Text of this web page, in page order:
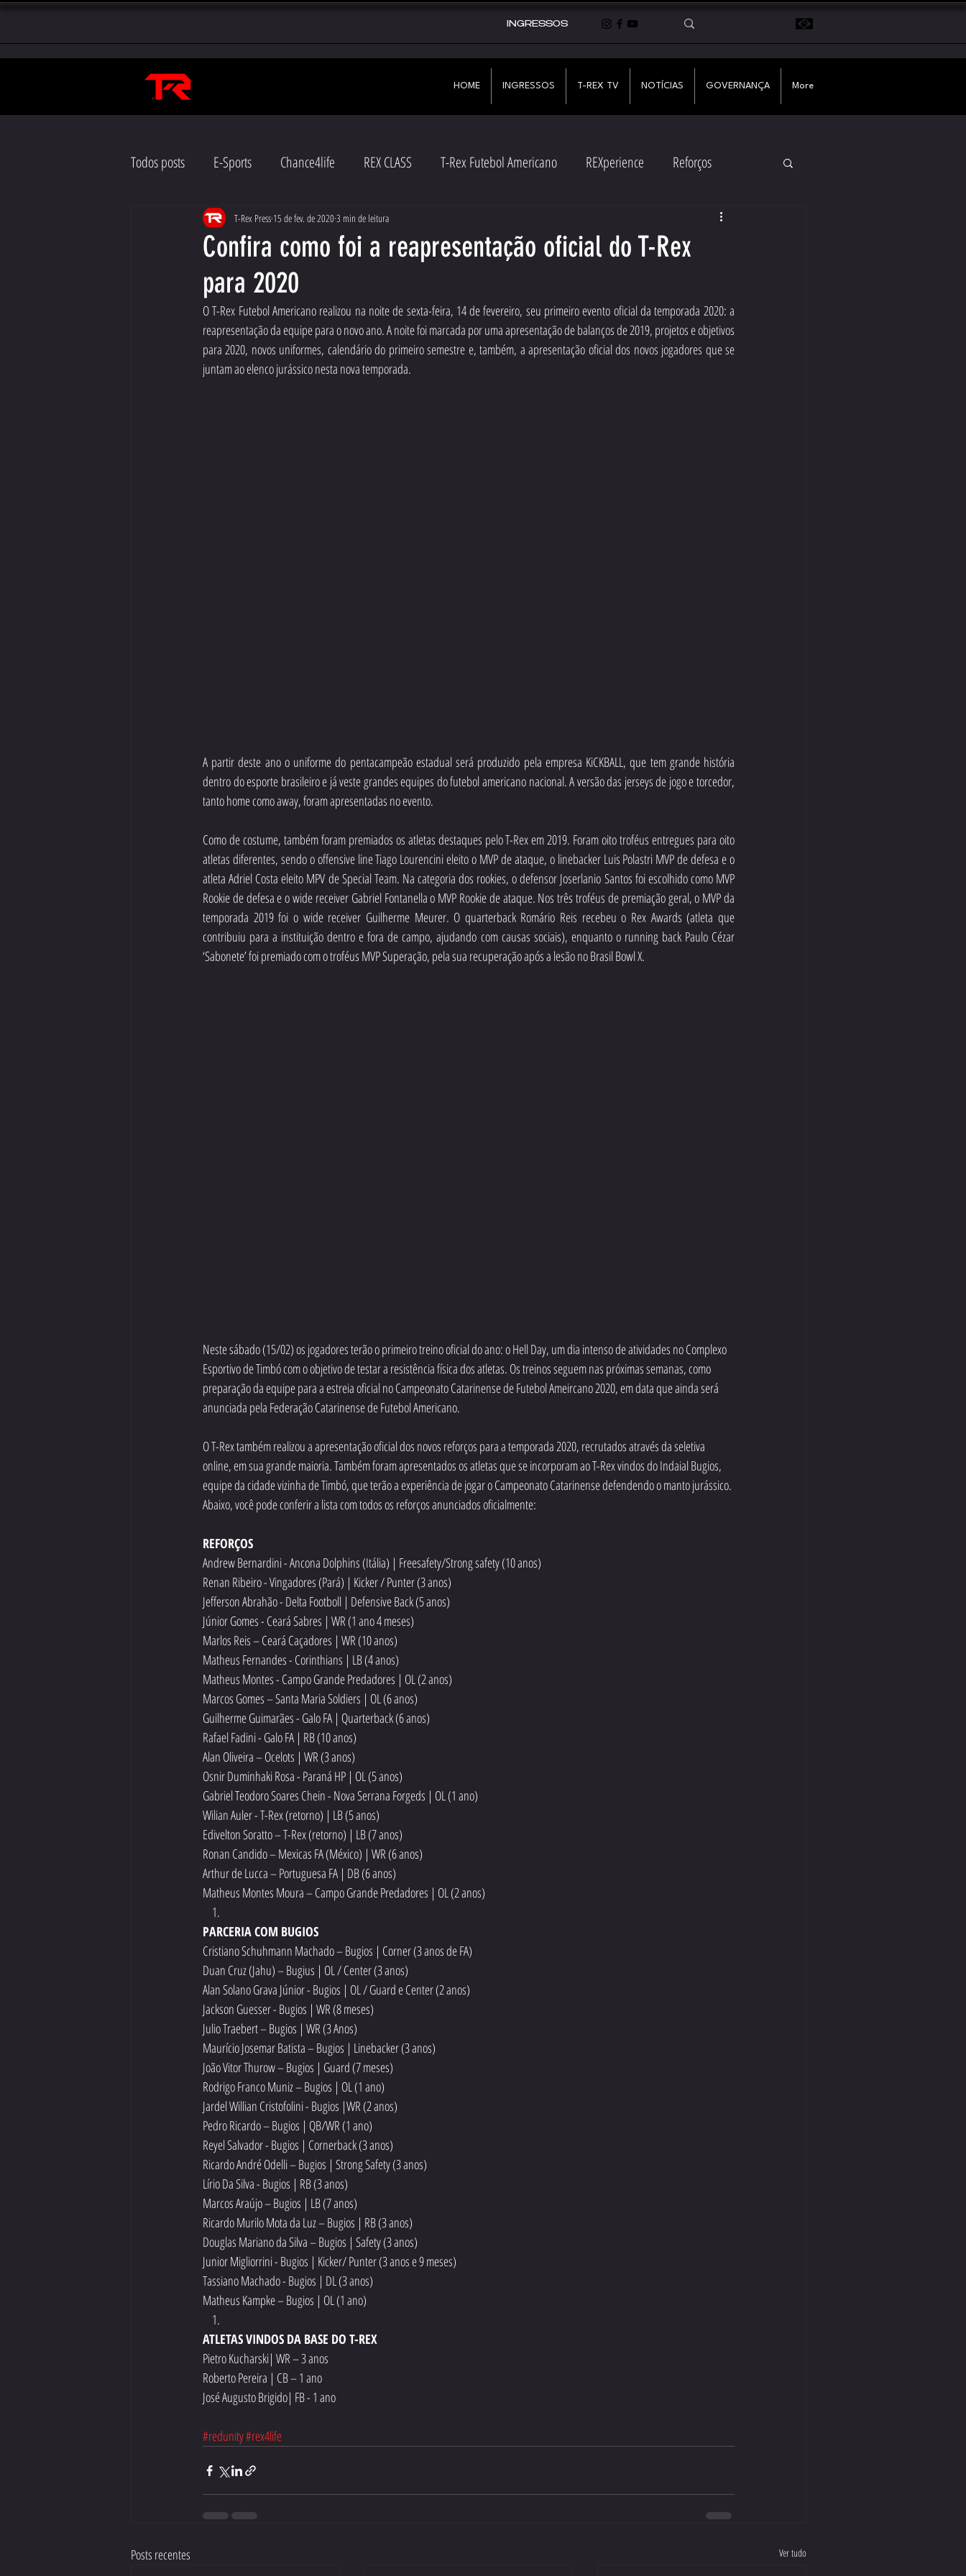
INGRESSOS
HOME INGRESSOS T-REX TV NOTÍCIAS GOVERNANÇA More
Todos posts E-Sports Chance4life REX CLASS T-Rex Futebol Americano REXperience Reforços
Confira como foi a reapresentação oficial do T-Rex
para 2020
T-Rex Press 15 de fev. de 2020 3 min de leitura
O T-Rex Futebol Americano realizou na noite de sexta-feira, 14 de fevereiro, seu primeiro evento oficial da temporada 2020: a
reapresentação da equipe para o novo ano. A noite foi marcada por uma apresentação de balanços de 2019, projetos e objetivos
para 2020, novos uniformes, calendário do primeiro semestre e, também, a apresentação oficial dos novos jogadores que se
juntam ao elenco jurássico nesta nova temporada.
A partir deste ano o uniforme do pentacampeão estadual será produzido pela empresa KiCKBALL, que tem grande história
dentro do esporte brasileiro e já veste grandes equipes do futebol americano nacional. A versão das jerseys de jogo e torcedor,
tanto home como away, foram apresentadas no evento.
Como de costume, também foram premiados os atletas destaques pelo T-Rex em 2019. Foram oito troféus entregues para oito
atletas diferentes, sendo o offensive line Tiago Lourencini eleito o MVP de ataque, o linebacker Luis Polastri MVP de defesa e o
atleta Adriel Costa eleito MPV de Special Team. Na categoria dos rookies, o defensor Joserlanio Santos foi escolhido como MVP
Rookie de defesa e o wide receiver Gabriel Fontanella o MVP Rookie de ataque. Nos três troféus de premiação geral, o MVP da
temporada 2019 foi o wide receiver Guilherme Meurer. O quarterback Romário Reis recebeu o Rex Awards (atleta que
contribuiu para a instituição dentro e fora de campo, ajudando com causas sociais), enquanto o running back Paulo Cézar
‘Sabonete’ foi premiado com o troféus MVP Superação, pela sua recuperação após a lesão no Brasil Bowl X.
Neste sábado (15/02) os jogadores terão o primeiro treino oficial do ano: o Hell Day, um dia intenso de atividades no Complexo
Esportivo de Timbó com o objetivo de testar a resistência física dos atletas. Os treinos seguem nas próximas semanas, como
preparação da equipe para a estreia oficial no Campeonato Catarinense de Futebol Ameircano 2020, em data que ainda será
anunciada pela Federação Catarinense de Futebol Americano.
O T-Rex também realizou a apresentação oficial dos novos reforços para a temporada 2020, recrutados através da seletiva
online, em sua grande maioria. Também foram apresentados os atletas que se incorporam ao T-Rex vindos do Indaial Bugios,
equipe da cidade vizinha de Timbó, que terão a experiência de jogar o Campeonato Catarinense defendendo o manto jurássico.
Abaixo, você pode conferir a lista com todos os reforços anunciados oficialmente:
REFORÇOS
Andrew Bernardini - Ancona Dolphins (Itália) | Freesafety/Strong safety (10 anos)
Renan Ribeiro - Vingadores (Pará) | Kicker / Punter (3 anos)
Jefferson Abrahão - Delta Footboll | Defensive Back (5 anos)
Júnior Gomes - Ceará Sabres | WR (1 ano 4 meses)
Marlos Reis – Ceará Caçadores | WR (10 anos)
Matheus Fernandes - Corinthians | LB (4 anos)
Matheus Montes - Campo Grande Predadores | OL (2 anos)
Marcos Gomes – Santa Maria Soldiers | OL (6 anos)
Guilherme Guimarães - Galo FA | Quarterback (6 anos)
Rafael Fadini - Galo FA | RB (10 anos)
Alan Oliveira – Ocelots | WR (3 anos)
Osnir Duminhaki Rosa - Paraná HP | OL (5 anos)
Gabriel Teodoro Soares Chein - Nova Serrana Forgeds | OL (1 ano)
Wilian Auler - T-Rex (retorno) | LB (5 anos)
Edivelton Soratto – T-Rex (retorno) | LB (7 anos)
Ronan Candido – Mexicas FA (México) | WR (6 anos)
Arthur de Lucca – Portuguesa FA | DB (6 anos)
Matheus Montes Moura – Campo Grande Predadores | OL (2 anos)
PARCERIA COM BUGIOS
Cristiano Schuhmann Machado – Bugios | Corner (3 anos de FA)
Duan Cruz (Jahu) – Bugius | OL / Center (3 anos)
Alan Solano Grava Júnior - Bugios | OL / Guard e Center (2 anos)
Jackson Guesser - Bugios | WR (8 meses)
Julio Traebert – Bugios | WR (3 Anos)
Maurício Josemar Batista – Bugios | Linebacker (3 anos)
João Vitor Thurow – Bugios | Guard (7 meses)
Rodrigo Franco Muniz – Bugios | OL (1 ano)
Jardel Willian Cristofolini - Bugios |WR (2 anos)
Pedro Ricardo – Bugios | QB/WR (1 ano)
Reyel Salvador - Bugios | Cornerback (3 anos)
Ricardo André Odelli – Bugios | Strong Safety (3 anos)
Lírio Da Silva - Bugios | RB (3 anos)
Marcos Araújo – Bugios | LB (7 anos)
Ricardo Murilo Mota da Luz – Bugios | RB (3 anos)
Douglas Mariano da Silva – Bugios | Safety (3 anos)
Junior Migliorrini - Bugios | Kicker/ Punter (3 anos e 9 meses)
Tassiano Machado - Bugios | DL (3 anos)
Matheus Kampke – Bugios | OL (1 ano)
ATLETAS VINDOS DA BASE DO T-REX
Pietro Kucharski| WR – 3 anos
Roberto Pereira | CB – 1 ano
José Augusto Brigido| FB - 1 ano
#redunity#rex4life
Posts recentes Ver tudo